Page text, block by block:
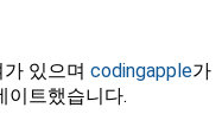
있으며 codingapple가
이트했습니다.